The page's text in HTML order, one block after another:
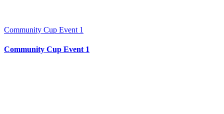
Community Cup Event 1
Community Cup Event 1